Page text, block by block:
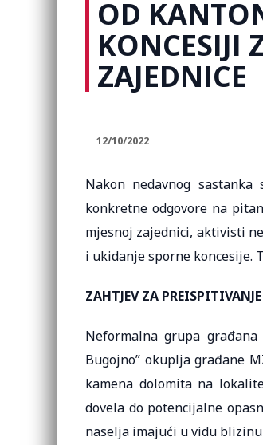
OD
KONCESIJI
ZAJEDNICE
12/10/2022
Nakon nedavnog
konkretne odgovore na
mjesnoj zajednici, aktivisti
i ukidanje sporne koncesije.
ZAHTJEV ZA
Neformalna grupa
Bugojno” okuplja građane
kamena dolomita na
dovela do potencijalne
naselja imajući u vidu